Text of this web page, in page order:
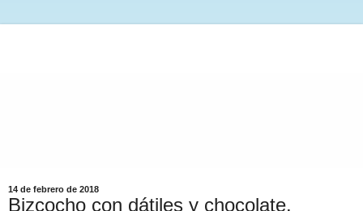
14 de febrero de 2018
Bizcocho con dátiles y chocolate.